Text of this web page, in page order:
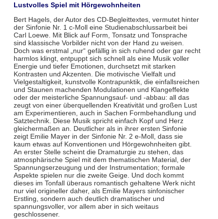
Lustvolles Spiel mit Hörgewohnheiten
Bert Hagels, der Autor des CD-Begleittextes, vermutet hinter
der Sinfonie Nr. 1 c-Moll eine Studienabschlussarbeit bei
Carl Loewe. Mit Blick auf Form, Tonsatz und Tonsprache
sind klassische Vorbilder nicht von der Hand zu weisen.
Doch was erstmal „nur“ gefällig in sich ruhend oder gar recht
harmlos klingt, entpuppt sich schnell als eine Musik voller
Energie und tiefer Emotionen, durchsetzt mit starken
Kontrasten und Akzenten. Die motivische Vielfalt und
Vielgestaltigkeit, kunstvolle Kontrapunktik, die einfallsreichen
und Staunen machenden Modulationen und Klangeffekte
oder der meisterliche Spannungsauf- und -abbau: all das
zeugt von einer überquellenden Kreativität und großen Lust
am Experimentieren, auch in Sachen Formbehandlung und
Satztechnik. Diese Musik spricht einfach Kopf und Herz
gleichermaßen an. Deutlicher als in ihrer ersten Sinfonie
zeigt Emilie Mayer in der Sinfonie Nr. 2 e-Moll, dass sie
kaum etwas auf Konventionen und Hörgewohnheiten gibt.
An erster Stelle scheint die Dramaturgie zu stehen, das
atmosphärische Spiel mit dem thematischen Material, der
Spannungserzeugung und der Instrumentation; formale
Aspekte spielen nur die zweite Geige. Und doch kommt
dieses im Tonfall überaus romantisch gehaltene Werk nicht
nur viel origineller daher, als Emilie Mayers sinfonischer
Erstling, sondern auch deutlich dramatischer und
spannungsvoller, vor allem aber in sich weitaus
geschlossener.